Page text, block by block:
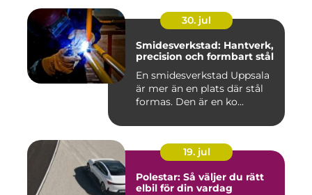
30. jul
Smidesverkstad: Hantverk,
precision och formbart stål
En smidesverkstad Uppsala
är mer än en plats där stål
formas. Den är en ko...
19. jul
Polestar: Så väljer du rätt
elbil för din vardag